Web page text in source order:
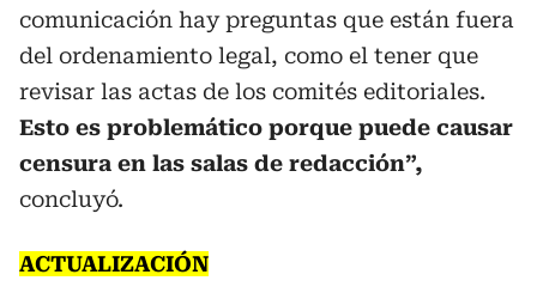
comunicación hay preguntas que están fuera
del ordenamiento legal, como el tener que
revisar las actas de los comités editoriales.
Esto es problemático porque puede causar
censura en las salas de redacción”,
concluyó.
ACTUALIZACIÓN